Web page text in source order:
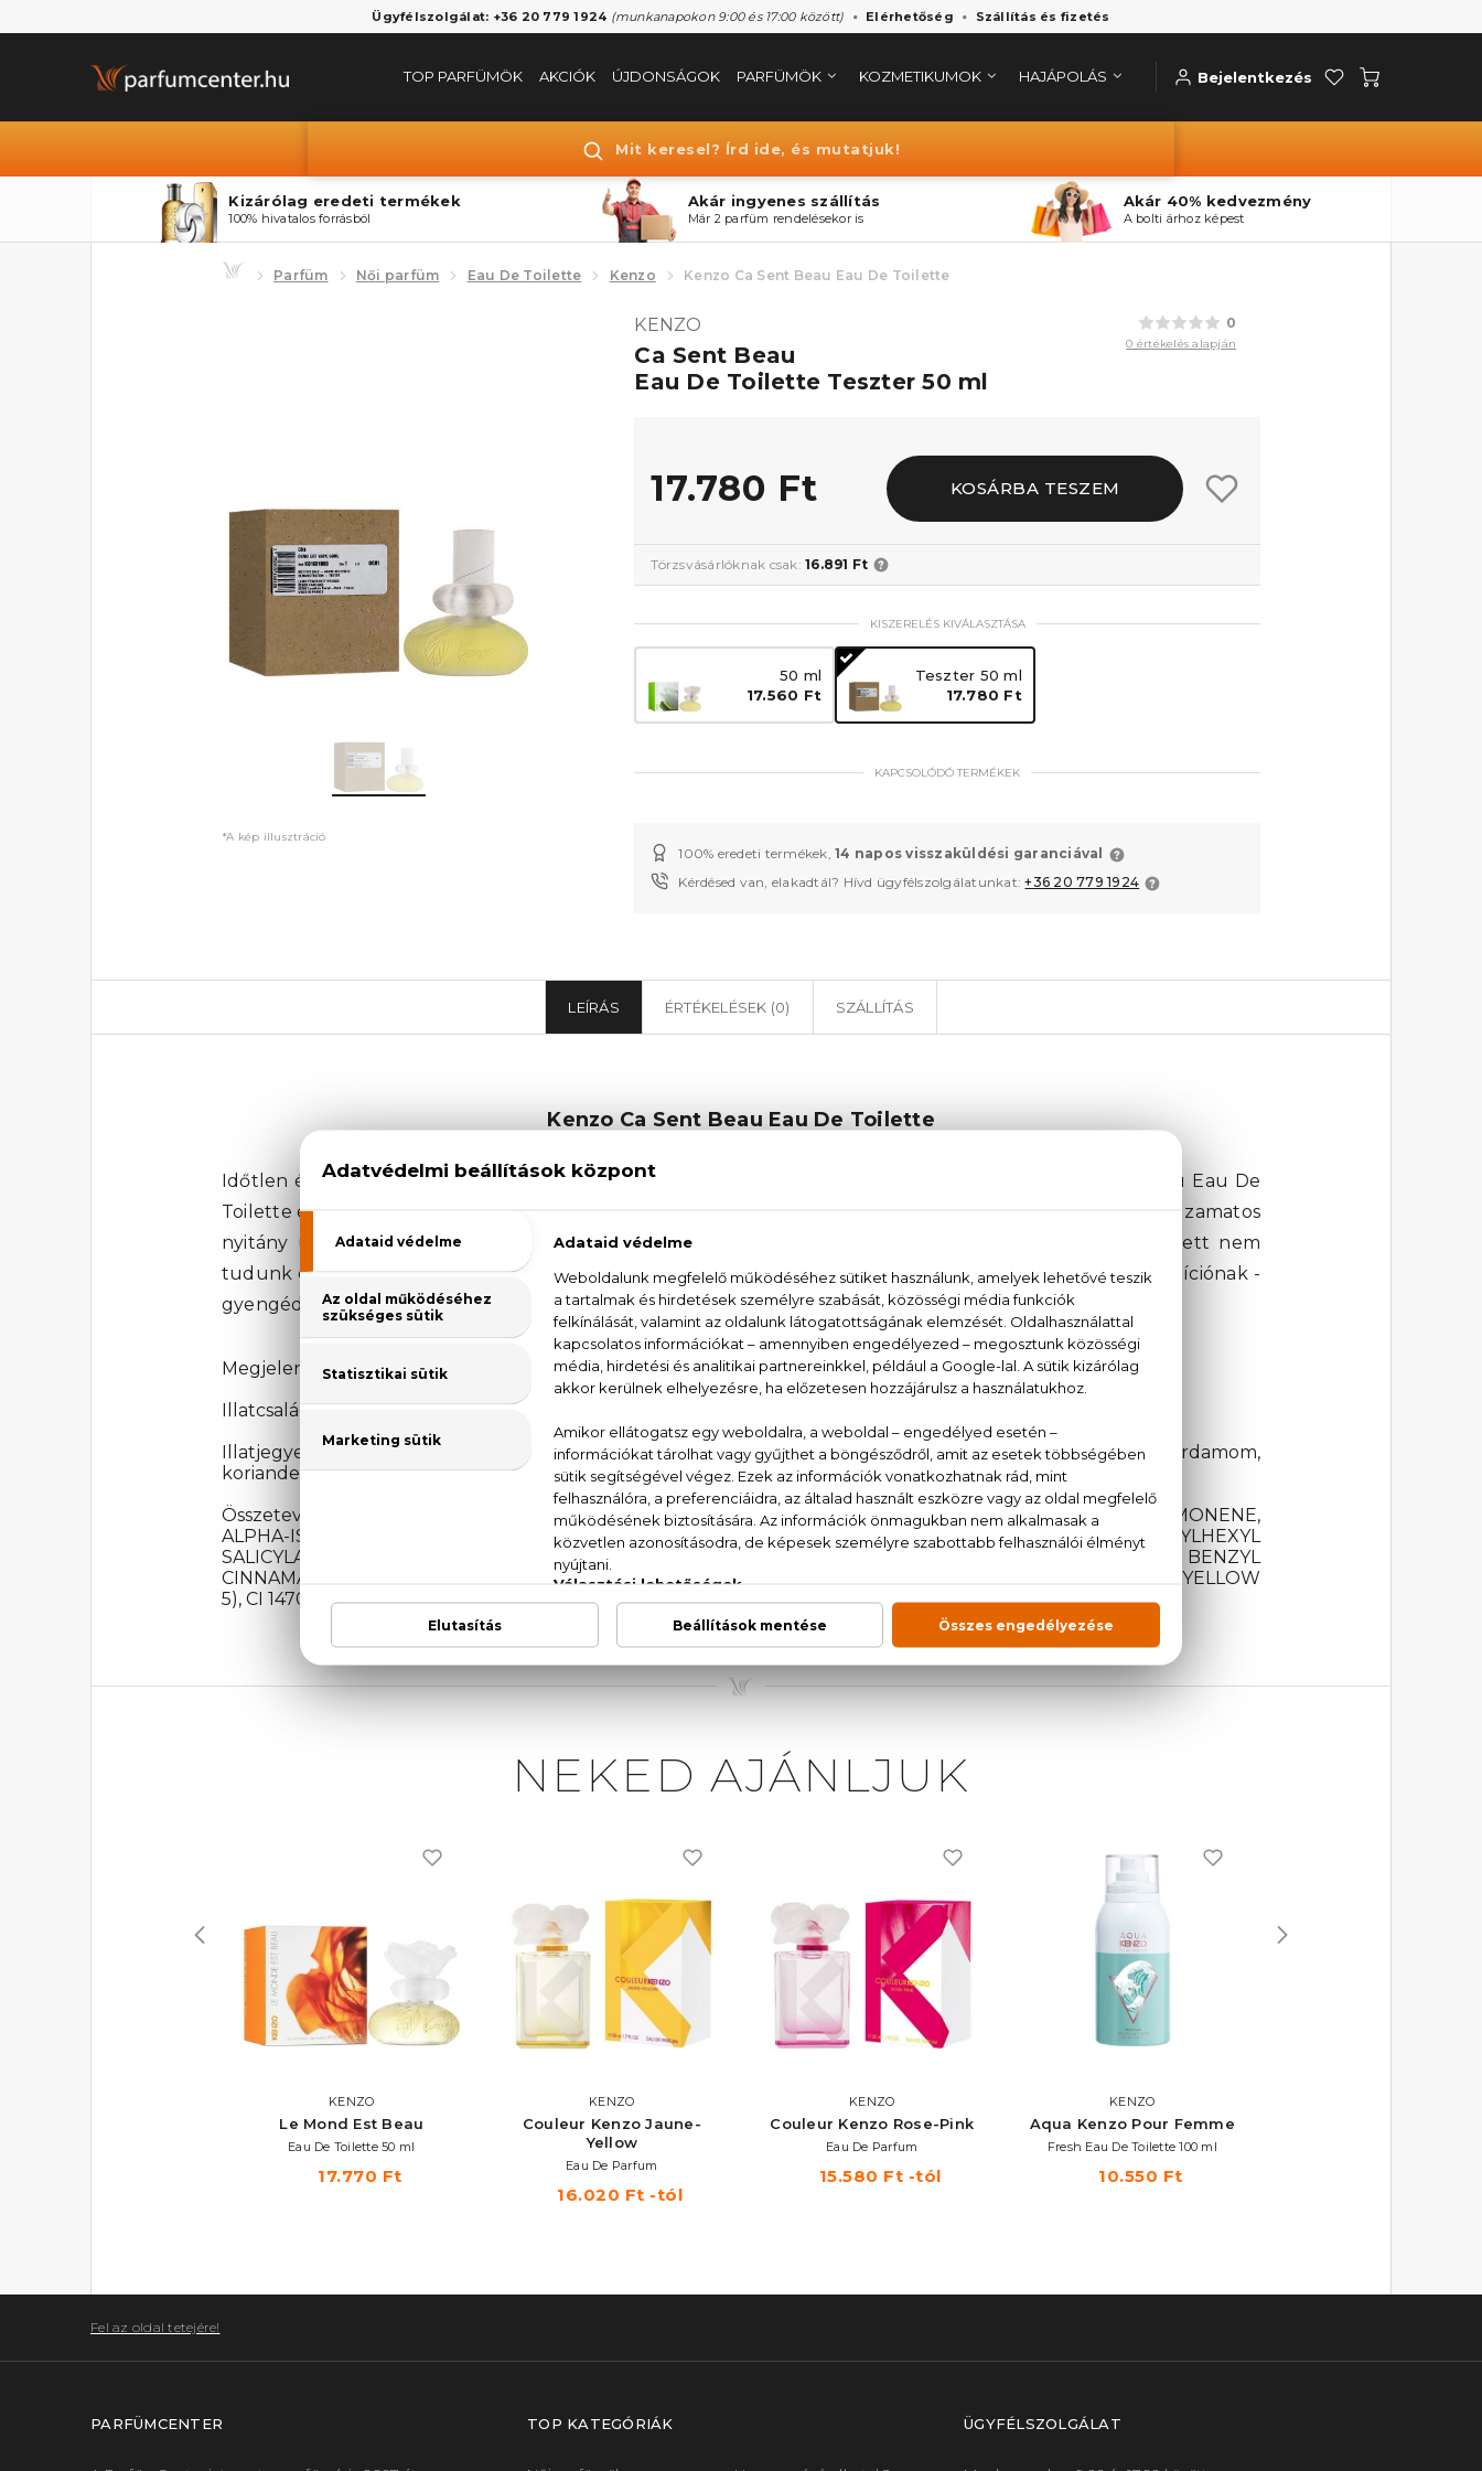
Ügyfélszolgálat: +36 20 779 1924 (munkanapokon 9:00 és 17:00 között) Elérhetőség Szállítás és fizetés
TOP PARFÜMÖK AKCIÓK ÚJDONSÁGOK PARFÜMÖK KOZMETIKUMOK HAJÁPOLÁS Bejelentkezés
Mit keresel? Írd ide, és mutatjuk!
Kizárólag eredeti termékek
100% hivatalos forrásból
Akár ingyenes szállítás
Már 2 parfüm rendelésekor is
Akár 40% kedvezmény
A bolti árhoz képest
Parfüm Női parfüm Eau De Toilette Kenzo Kenzo Ca Sent Beau Eau De Toilette
*A kép illusztráció
0
0 értékelés alapján
KENZO
Ca Sent Beau
Eau De Toilette Teszter 50 ml
17.780 Ft KOSÁRBA TESZEM
Törzsvásárlóknak csak:16.891 Ft
KISZERELÉS KIVÁLASZTÁSA
50 ml
17.560 Ft
Teszter 50 ml
17.780 Ft
KAPCSOLÓDÓ TERMÉKEK
100% eredeti termékek,14 napos visszaküldési garanciával
Kérdésed van, elakadtál? Hívd ügyfélszolgálatunkat:+36 20 779 1924
LEÍRÁS ÉRTÉKELÉSEK (0) SZÁLLÍTÁS
Kenzo Ca Sent Beau Eau De Toilette
Időtlen és csodálatos parfüm - ilyen gazdagon virágos illatot még nem éreztünk! A Kenzo Ca Sent Beau Eau De
Toilette édes, pezsgő, picit szappanos és virágos illat légies, mégis fűszeres aláfestéssel. A frissítő, baracktól zamatos
nyitány után megérkezünk a virágok kórusához: a tubarózsa, az ylang-ylang, rózsa és a jázmin mellett nem
tudunk elmenni szó nélkül, egyszerűen lenyűgöző! A moha és a pézsma finom kontrasztot ad a kompozíciónak -
gyengéd, romantikus illat, elsősorban a tavaszi és őszi időszakban teljesedik ki igazán bőrünkön.
Megjelenési év: 1997
Illatcsalád: Virágos-fás
Illatjegyek: citrusfélék, szilva, őszibarack, magnólia, gardénia, tubarózsa, ylang-ylang, rózsa, jázmin, kardamom,
koriander, cédrus, szantálfa, moha, vanília, pézsma, írisz
Összetevők: ALCOHOL, PARFUM (FRAGRANCE), AQUA (WATER), ETHYLHEXYL METHOXYCINNAMATE, LIMONENE,
ALPHA-ISOMETHYL IONONE, LINALOOL, CITRONELLOL, BHT, BUTYL METHOXYDIBENZOYLMETHANE, ETHYLHEXYL
SALICYLATE, BENZYL SALICYLATE, COUMARIN, HEXYL CINNAMAL, CINNAMYL ALCOHOL, EUGENOL, BENZYL
CINNAMATE, CITRAL, HYDROXYCITRONELLAL, GERANIOL, BENZYL BENZOATE, DISODIUM EDTA, CI 19140 (YELLOW
5), CI 14700 (RED 4)
NEKED AJÁNLJUK
KENZO
Le Mond Est Beau
Eau De Toilette 50 ml
17.770 Ft
KENZO
Couleur Kenzo Jaune-
Yellow
Eau De Parfum
16.020 Ft -tól
KENZO
Couleur Kenzo Rose-Pink
Eau De Parfum
15.580 Ft -tól
KENZO
Aqua Kenzo Pour Femme
Fresh Eau De Toilette 100 ml
10.550 Ft
Fel az oldal tetejére!
PARFÜMCENTER TOP KATEGÓRIÁK ÜGYFÉLSZOLGÁLAT